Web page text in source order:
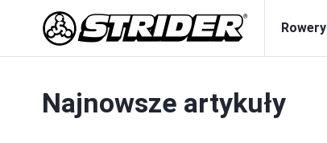
Rowery
Najnowsze artykuły